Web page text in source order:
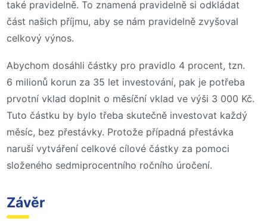
také pravidelně. To znamená pravidelně si odkládat
část našich příjmu, aby se nám pravidelně zvyšoval
celkový výnos.
Abychom dosáhli částky pro pravidlo 4 procent, tzn.
6 milionů korun za 35 let investování, pak je potřeba
prvotní vklad doplnit o měsíční vklad ve výši 3 000 Kč.
Tuto částku by bylo třeba skutečně investovat každý
měsíc, bez přestávky. Protože případná přestávka
naruší vytváření celkové cílové částky za pomoci
složeného sedmiprocentního ročního úročení.
Závěr